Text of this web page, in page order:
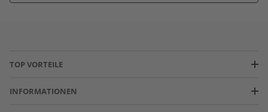
TOP VORTEILE
INFORMATIONEN